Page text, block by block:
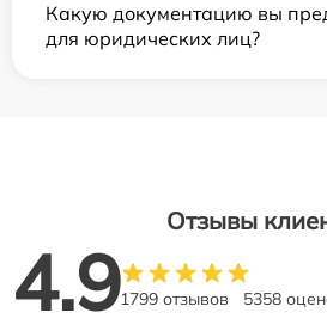
Какую документацию вы
для юридических лиц?
Отзывы
4.91799 отзывов 5358